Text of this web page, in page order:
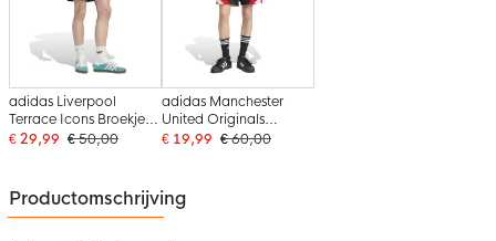
adidas Liverpool
Terrace Icons Broekje
Zwart Groen Wit
€ 29,99 € 50,00
adidas Manchester
United Originals
Broekje Zwart Rood
€ 19,99 € 60,00
Productomschrijving